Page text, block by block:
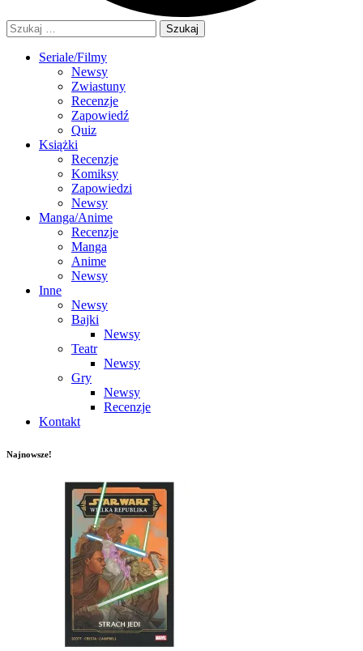
Szukaj:
Seriale/Filmy
Newsy
Zwiastuny
Recenzje
Zapowiedź
Quiz
Książki
Recenzje
Komiksy
Zapowiedzi
Newsy
Manga/Anime
Recenzje
Manga
Anime
Newsy
Inne
Newsy
Bajki
Newsy
Teatr
Newsy
Gry
Newsy
Recenzje
Kontakt
Najnowsze!